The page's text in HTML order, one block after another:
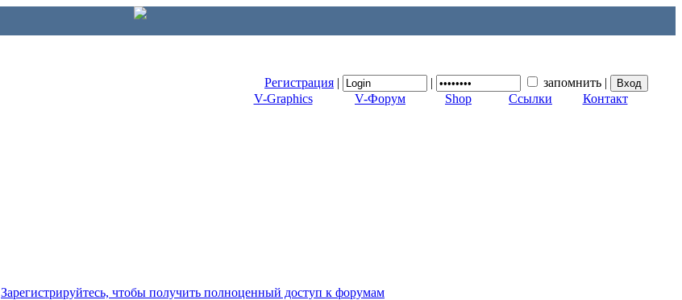
Регистрация | | запомнить |
V-Graphics
V-Форум Shop Ссылки Контакт
Зарегистрируйтесь, чтобы получить полноценный доступ к форумам